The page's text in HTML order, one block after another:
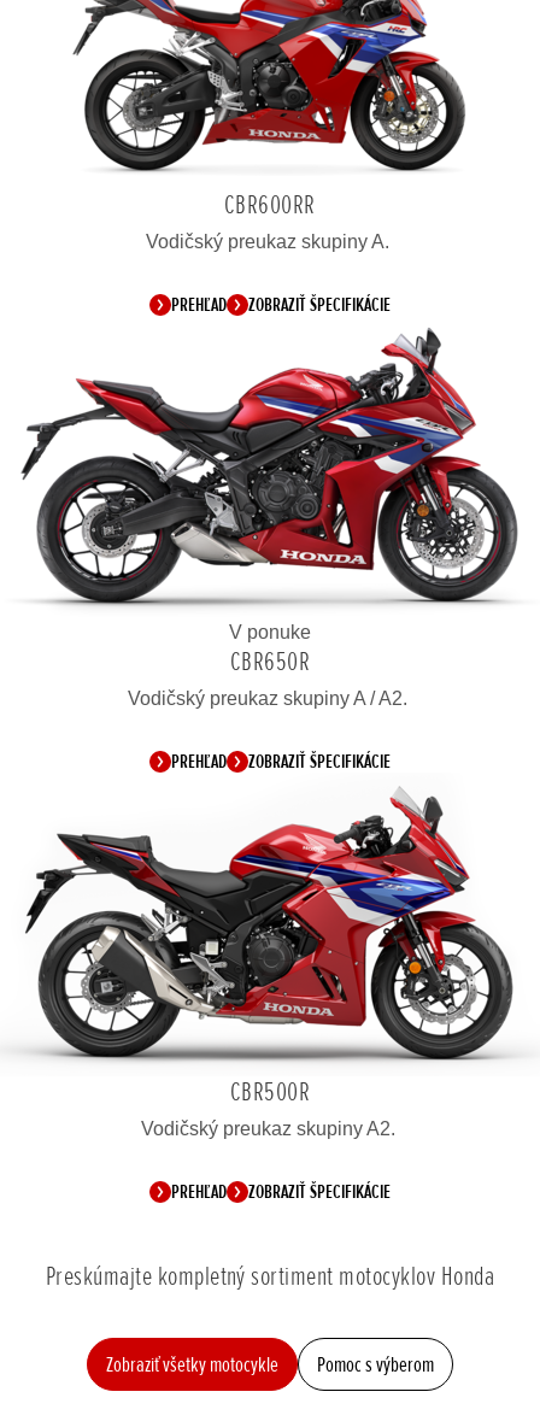
CBR600RR
Vodičský preukaz skupiny A.
PREHĽAD ZOBRAZIŤ ŠPECIFIKÁCIE
V ponuke
CBR650R
Vodičský preukaz skupiny A / A2.
PREHĽAD ZOBRAZIŤ ŠPECIFIKÁCIE
CBR500R
Vodičský preukaz skupiny A2.
PREHĽAD ZOBRAZIŤ ŠPECIFIKÁCIE
Preskúmajte kompletný sortiment motocyklov Honda
Zobraziť všetky motocykle Pomoc s výberom